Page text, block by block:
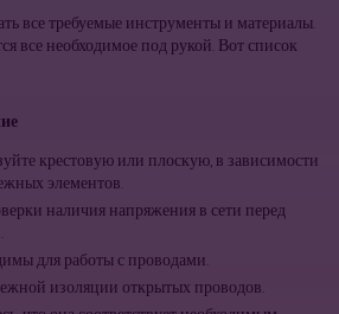
все требуемые инструменты и материалы.
все необходимое под рукой. Вот список
крестовую или плоскую, в зависимости
элементов.
наличия напряжения в сети перед
для работы с проводами.
изоляции открытых проводов.